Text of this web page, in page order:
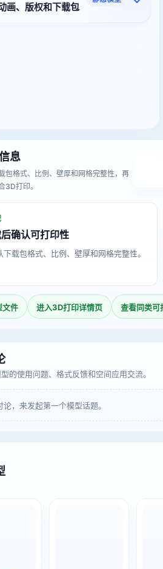
画、版权和下载包
息
包格式、比例、壁厚和网格完整性，再
3D打印。
确认可打印性
下载包格式、比例、壁厚和网格完整性。
文件 进入3D打印详情页 查看同类可
的使用问题、格式反馈和空间应用交流。
论，来发起第一个模型话题。